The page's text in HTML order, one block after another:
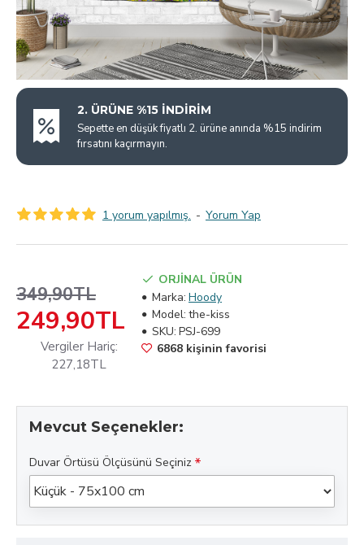
2. ÜRÜNE %15 İNDİRİM
Sepette en düşük fiyatlı 2. ürüne anında %15 indirim
fırsatını kaçırmayın.
1 yorum yapılmış. - Yorum Yap
249,90TL
349,90TL
Vergiler Hariç:
227,18TL
ORJİNAL ÜRÜN
Marka: Hoody
Model: the-kiss
SKU: PSJ-699
6868 kişinin favorisi
Mevcut Seçenekler:
Duvar Örtüsü Ölçüsünü Seçiniz